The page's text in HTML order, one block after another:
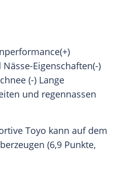
Eigenschaften(-)
(-) Lange
und regennassen
Toyo kann auf dem
(6,9 Punkte,